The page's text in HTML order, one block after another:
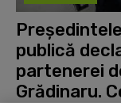
publică
partenerei
Grădinaru.